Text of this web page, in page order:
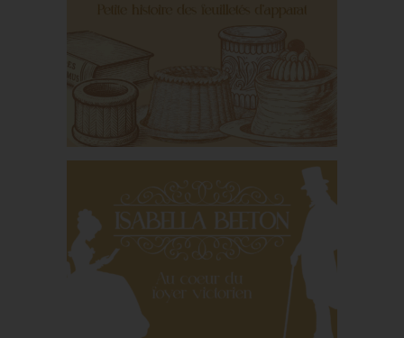
Louis Eustache Ude, le
chef français que
l’Angleterre adula
Du vol-au-vent à la
bouchée à la reine :
petite histoire des
feuilletés d’apparat